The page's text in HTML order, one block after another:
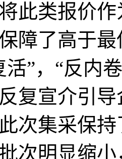
此类报价
障了高于
活”，“反内
复宣介引
次集采保
次明显缩